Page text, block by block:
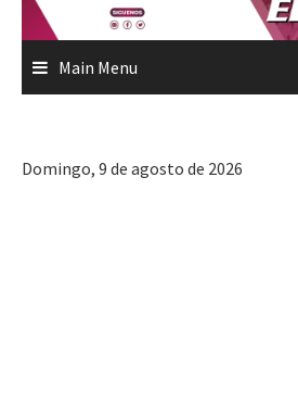
Main Menu
Domingo, 9 de agosto de 2026